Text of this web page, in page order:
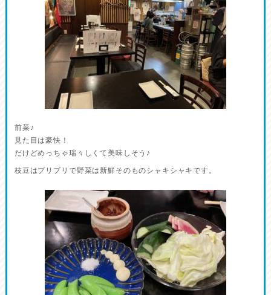
前菜♪
見た目は豪快！
だけどめっちゃ瑞々しくて美味しそう♪
枝豆はプリプリで野菜は新鮮そのものシャキシャキです。